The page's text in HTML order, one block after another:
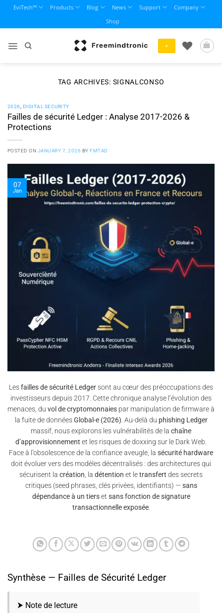
content
EviTech™ Products Blog News Support
Company
Shop
+
TAG ARCHIVES: SIGNALCONSO
2026 DIGITAL SECURITY
Failles de sécurité Ledger : Analyse 2017-2026 &
Protections
POSTED ON JANUARY 7, 2026 BYFMTAD
07
Jan
Lesfailles de sécurité Ledgersont au cœur des préoccupations des
investisseurs depuis 2017. Cette chronique analyse l’évolution des
menaces, du vol de cryptomonnaies par manipulation de firmware à
la fuite de donnéesGlobal-e (2026). Au-delà du phishing Ledger
massif, nous explorons les vulnérabilités de la chaîne
d’approvisionnement et les risques de doxxing sur le Dark Web.
Face à l’obsolescence de la confiance aveugle, la sécurité hardware
doit évoluer vers des modèles décentralisés : des architectures qui
sécurisent la création, la détention et letransfert des secrets
critiques (seed phrases, clés privées, identifiants) — sans
dépendance à un tierset sans fonction de signature
transactionnelle exposée.
Synthèse — Failles de Sécurité Ledger
⮞ Note de lecture